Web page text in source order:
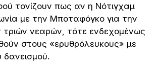
τονίζουν πως αν η Νότιγχαμ
με την Μποταφόγκο για την
νεαρών, τότε ενδεχομένως
στους «ερυθρόλευκους» με